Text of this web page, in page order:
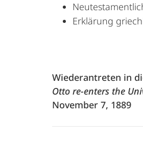
Erklärung
Wiederantreten in
Otto re-enters the
November 7, 1889